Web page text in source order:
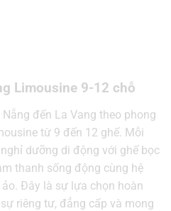
Limousine 9-12 chỗ
đến La Vang theo phong
từ 9 đến 12 ghế. Mỗi
dưỡng di động với ghế bọc
thanh sống động cùng hệ
Đây là sự lựa chọn hoàn
riêng tư, đẳng cấp và mong